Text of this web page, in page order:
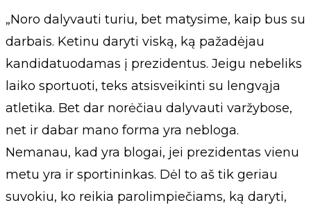
„Noro dalyvauti turiu, bet matysime, kaip bus su
darbais. Ketinu daryti viską, ką pažadėjau
kandidatuodamas į prezidentus. Jeigu nebeliks
laiko sportuoti, teks atsisveikinti su lengvąja
atletika. Bet dar norėčiau dalyvauti varžybose,
net ir dabar mano forma yra nebloga.
Nemanau, kad yra blogai, jei prezidentas vienu
metu yra ir sportininkas. Dėl to aš tik geriau
suvokiu, ko reikia parolimpiečiams, ką daryti,